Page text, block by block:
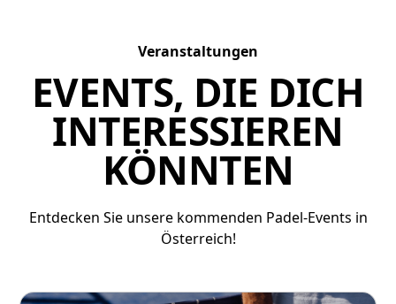
Veranstaltungen
EVENTS, DIE DICH
INTERESSIEREN
KÖNNTEN
Entdecken Sie unsere kommenden Padel-Events in
Österreich!